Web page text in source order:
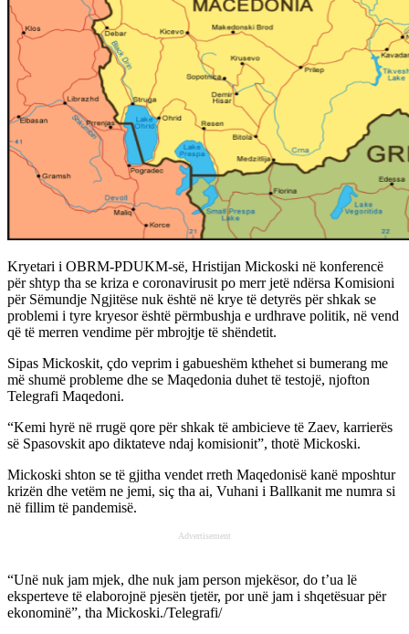
Kryetari i OBRM-PDUKM-së, Hristijan Mickoski në konferencë
për shtyp tha se kriza e coronavirusit po merr jetë ndërsa Komisioni
për Sëmundje Ngjitëse nuk është në krye të detyrës për shkak se
problemi i tyre kryesor është përmbushja e urdhrave politik, në vend
që të merren vendime për mbrojtje të shëndetit.
Sipas Mickoskit, çdo veprim i gabueshëm kthehet si bumerang me
më shumë probleme dhe se Maqedonia duhet të testojë, njofton
Telegrafi Maqedoni.
“Kemi hyrë në rrugë qore për shkak të ambicieve të Zaev, karrierës
së Spasovskit apo diktateve ndaj komisionit”, thotë Mickoski.
Mickoski shton se të gjitha vendet rreth Maqedonisë kanë mposhtur
krizën dhe vetëm ne jemi, siç tha ai, Vuhani i Ballkanit me numra si
në fillim të pandemisë.
Advertisement
“Unë nuk jam mjek, dhe nuk jam person mjekësor, do t’ua lë
eksperteve të elaborojnë pjesën tjetër, por unë jam i shqetësuar për
ekonominë”, tha Mickoski./Telegrafi/